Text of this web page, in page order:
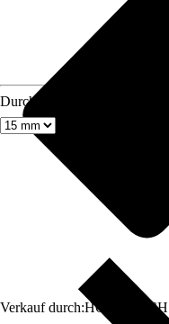
Verkauf durch:HORNBACH
Durchmesser